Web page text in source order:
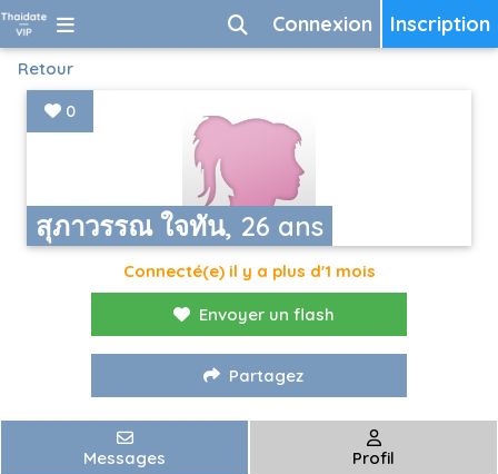
Inscription
Connexion
Retour
สุภาวรรณ ใจทัน, 26 ans
0
Connecté(e) il y a plus d'1 mois
Envoyer un flash
Partagez
Messages Profil